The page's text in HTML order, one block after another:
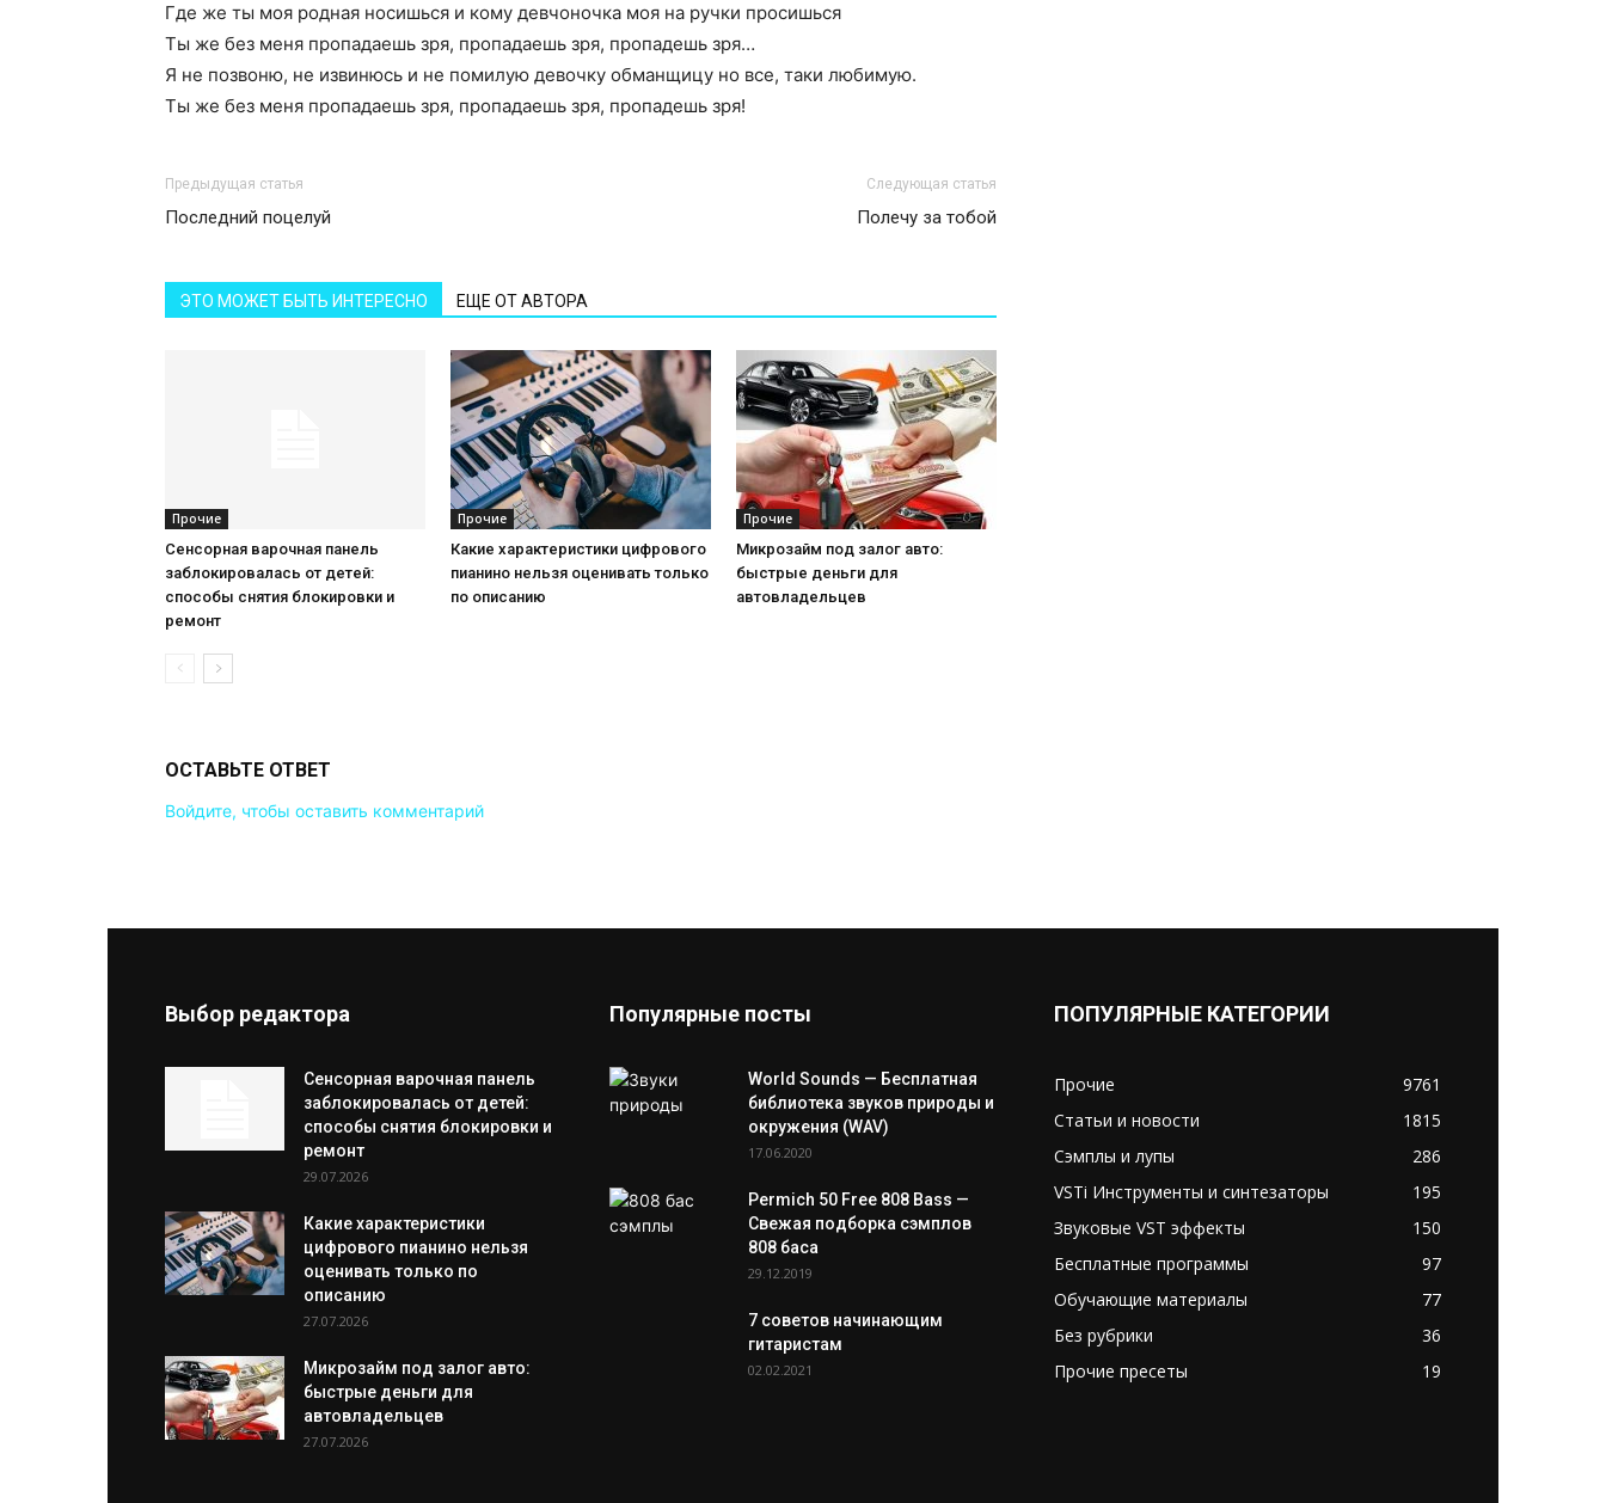
Где же ты моя родная носишься и кому девчоночка моя на ручки просишься
Ты же без меня пропадаешь зря, пропадаешь зря, пропадешь зря…
Я не позвоню, не извинюсь и не помилую девочку обманщицу но все, таки любимую.
Ты же без меня пропадаешь зря, пропадаешь зря, пропадешь зря!
Предыдущая статья
Последний поцелуй
Следующая статья
Полечу за тобой
ЭТО МОЖЕТ БЫТЬ ИНТЕРЕСНО ЕЩЕ ОТ АВТОРА
Прочие
Сенсорная варочная панель
заблокировалась от детей:
способы снятия блокировки и
ремонт
Прочие
Какие характеристики цифрового
пианино нельзя оценивать только
по описанию
Прочие
Микрозайм под залог авто:
быстрые деньги для
автовладельцев
ОСТАВЬТЕ ОТВЕТ
Войдите, чтобы оставить комментарий
Выбор редактора
Сенсорная варочная панель
заблокировалась от детей:
способы снятия блокировки и
ремонт
29.07.2026
Какие характеристики
цифрового пианино нельзя
оценивать только по
описанию
27.07.2026
Микрозайм под залог авто:
быстрые деньги для
автовладельцев
27.07.2026
Популярные посты
World Sounds — Бесплатная
библиотека звуков природы и
окружения (WAV)
17.06.2020
Permich 50 Free 808 Bass —
Свежая подборка сэмплов
808 баса
29.12.2019
7 советов начинающим
гитаристам
02.02.2021
ПОПУЛЯРНЫЕ КАТЕГОРИИ
Прочие
9761
Статьи и новости
1815
Сэмплы и лупы
286
VSTi Инструменты и синтезаторы
195
Звуковые VST эффекты
150
Бесплатные программы
97
Обучающие материалы
77
Без рубрики
36
Прочие пресеты
19